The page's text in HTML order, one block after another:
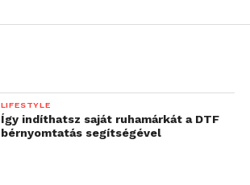
LIFESTYLE
Így indíthatsz saját ruhamárkát a DTF
bérnyomtatás segítségével